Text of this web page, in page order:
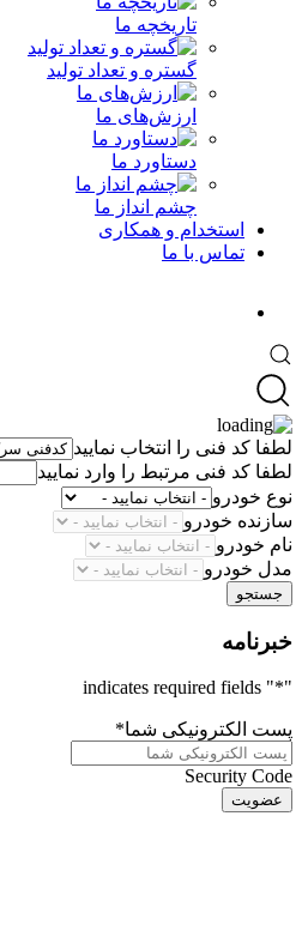
تاریخچه ما
گستره و تعداد تولید
ارزش‌های ما
دستاورد ما
چشم انداز ما
استخدام و همکاری
تماس با ما
لطفا کد فنی را انتخاب نمایید
لطفا کد فنی مرتبط را وارد نمایید
نوع خودرو
سازنده خودرو
نام خودرو
مدل خودرو
جستجو
خبرنامه
"
*
" indicates required fields
پست الکترونیکی شما*
Security Code